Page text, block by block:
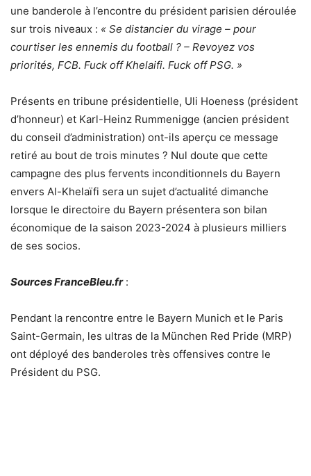
une banderole à l’encontre du président parisien déroulée
sur trois niveaux : « Se distancier du virage – pour
courtiser les ennemis du football ? – Revoyez vos
priorités, FCB. Fuck off Khelaifi. Fuck off PSG. »
Présents en tribune présidentielle, Uli Hoeness (président
d’honneur) et Karl-Heinz Rummenigge (ancien président
du conseil d’administration) ont-ils aperçu ce message
retiré au bout de trois minutes ? Nul doute que cette
campagne des plus fervents inconditionnels du Bayern
envers Al-Khelaïfi sera un sujet d’actualité dimanche
lorsque le directoire du Bayern présentera son bilan
économique de la saison 2023-2024 à plusieurs milliers
de ses socios.
Sources FranceBleu.fr :
Pendant la rencontre entre le Bayern Munich et le Paris
Saint-Germain, les ultras de la München Red Pride (MRP)
ont déployé des banderoles très offensives contre le
Président du PSG.